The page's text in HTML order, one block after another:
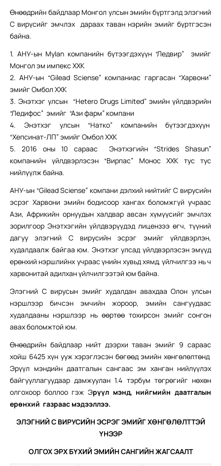
Өнөөдрийн байдлаар Монгол улсын эмийн бүртгэлд элэгний
С вирүсийг эмчлэх дараах таван нэрийн эмийг бүртгэсэн
байна.
1. АНУ-ын Mylan компанийн бүтээгдэхүүн “Ледвир” эмийг
Монгол эм импекс ХХК
2. АНУ-ын “Gilead Sciense” компаниас гаргасан “Харвони”
эмийг Омбол ХХК
3. Энэтхэг улсын “Hetero Drugs Limited” эмийн үйлдвэрийн
“Ледифос” эмийг “Ази фарм” компани
4. Энэтхэг улсын “Натко” компанийн бүтээгдэхүүн
“Хепсинат-ЛП” эмийг Омбол ХХК
5. 2016 оны 10 сараас Энэтхэгийн “Strides Shasun”
компанийн үйлдвэрлэсэн “Вирпас” Монос ХХК тус тус
нийлүүлж байна.
АНУ-ын “Gilead Sciense” компани дэлхий нийтийг С вирусийн
эсрэг Харвони эмийн бодисоор хангах боломжгүй учраас
Ази, Африкийн орнуудын халдвар авсан хүмүүсийг эмчлэх
зорилгоор Энэтхэгийн үйлдвэрүүдэд лицензээ өгч, түүний
дагуу элэгний С вирусийн эсрэг эмийг үйлдвэрлэн,
худалдаалж байгаа юм. Энэтхэг улсад үйлдвэрлэсэн эмүүд
ерөнхий нэршлийнх учраас үнийн хувьд хямд, үйлчилгээ нь ч
харвонитай адилхан үйлчилгээтэй юм байна.
Элэгний С вирусын эмийг худалдан авахдаа Олон улсын
нэршлээр бичсэн эмчийн жороор, эмийн сангуудаас
худалдааны нэршлээр нь өөртөө тохирсон эмийг сонгон
авах боломжтой юм.
Өнөөдрийн байдлаар нийт дээрхи таван эмийг 9 сараас
хойш 6425 хүн ууж хэрэглэсэн бөгөөд эмийн хөнгөлөлтөнд
Эрүүл мэндийн даатгалын сангаас эм ханган нийлүүлэх
байгууллагуудаар дамжуулан 1.4 тэрбум төгрөгийг нөхөн
олгохоор боллоо гэж Эрүүл мэнд, нийгмийн даатгалын
ерөнхий газраас мэдээллээ.
ЭЛЭГНИЙ С ВИРУСИЙН ЭСРЭГ ЭМИЙГ ХӨНГӨЛӨЛТТЭЙ
ҮНЭЭР
ОЛГОХ ЭРХ БҮХИЙ ЭМИЙН САНГИЙН ЖАГСААЛТ